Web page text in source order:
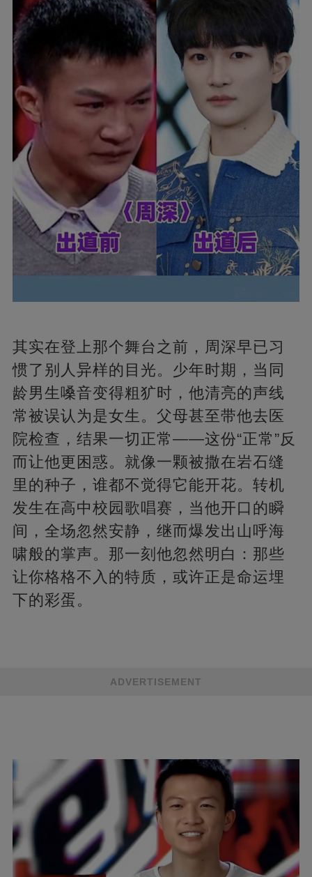
其实在登上那个舞台之前，周深早已习
惯了别人异样的目光。少年时期，当同
龄男生嗓音变得粗犷时，他清亮的声线
常被误认为是女生。父母甚至带他去医
院检查，结果一切正常——这份“正常”反
而让他更困惑。就像一颗被撒在岩石缝
里的种子，谁都不觉得它能开花。转机
发生在高中校园歌唱赛，当他开口的瞬
间，全场忽然安静，继而爆发出山呼海
啸般的掌声。那一刻他忽然明白：那些
让你格格不入的特质，或许正是命运埋
下的彩蛋。
ADVERTISEMENT